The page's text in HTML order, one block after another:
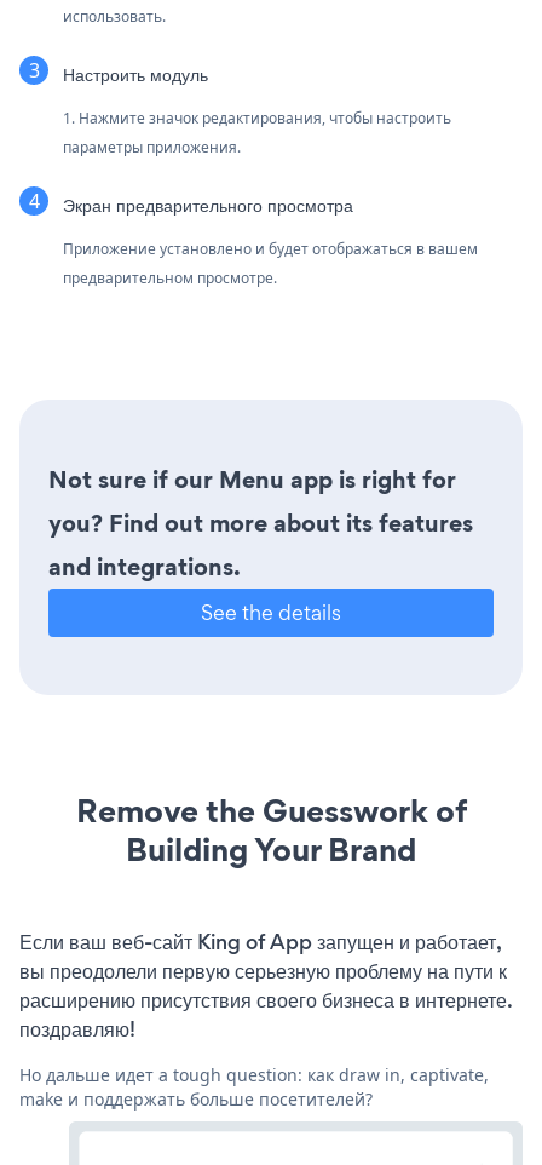
использовать.
Настроить модуль
1. Нажмите значок редактирования, чтобы настроить
параметры приложения.
Экран предварительного просмотра
Приложение установлено и будет отображаться в вашем
предварительном просмотре.
Not sure if our Menu app is right for
you? Find out more about its features
and integrations.
See the details
Remove the Guesswork of
Building Your Brand
Если ваш веб-сайт King of App запущен и работает,
вы преодолели первую серьезную проблему на пути к
расширению присутствия своего бизнеса в интернете.
поздравляю!
Но дальше идет a tough question: как draw in, captivate,
make и поддержать больше посетителей?